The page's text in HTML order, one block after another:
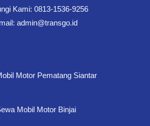
Kami: 0813-1536-9256
admin@transgo.id
Motor Pematang Siantar
Mobil Motor Binjai